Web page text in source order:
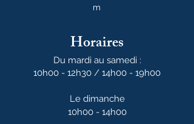
m
Horaires
Du mardi au samedi :
10h00 - 12h30 / 14h00 - 19h00
Le dimanche
10h00 - 14h00